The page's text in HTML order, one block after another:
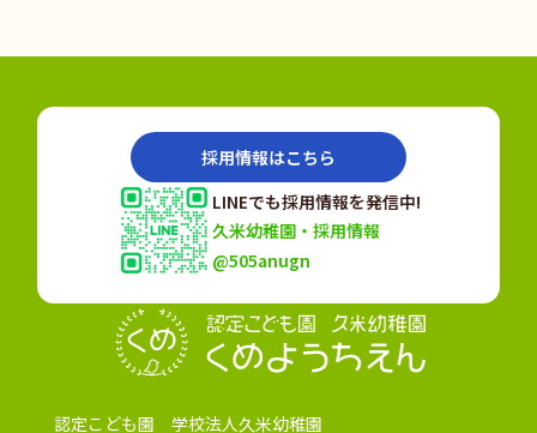
認定こども園 学校法人久米幼稚園
採用情報はこちら
LINEでも採用情報を発信中!
久米幼稚園・採用情報
@505anugn